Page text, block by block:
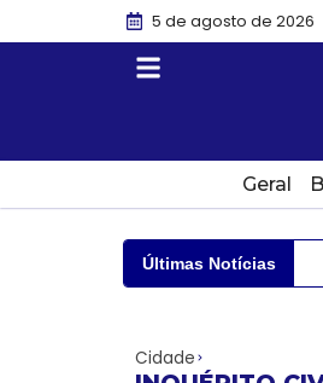
5 de agosto de 2026
Geral
Últimas Notícias
Cidade